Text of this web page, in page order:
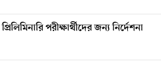
পরীক্ষার্থীদের জন্য নির্দেশনা